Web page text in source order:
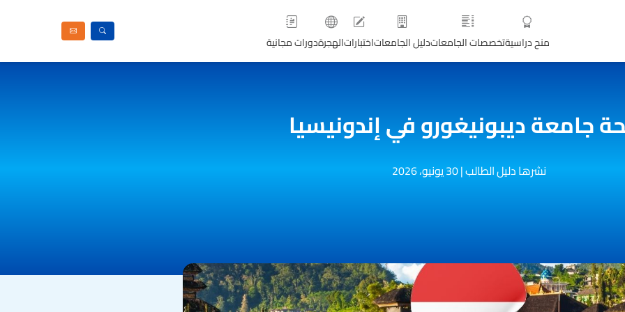
منح دراسيةتخصصات الجامعاتدليل الجامعاتاختباراتالهجرةدورات مجانية
جامعة ديبونيغورو في إندونيسيا
نشرها دليل الطالب|30 يونيو، 2026